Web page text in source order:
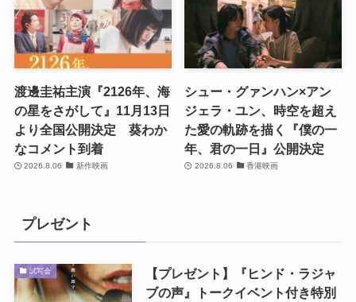
渡邊圭祐主演『2126年、海
の星をさがして』11月13日
より全国公開決定 葵わか
なコメント到着
2026.8.06 新作映画
シュー・グァンハン×アン
ジェラ・ユン、時空を超え
た愛の軌跡を描く『僕の一
年、君の一日』公開決定
2026.8.06 香港映画
プレゼント
試写会
【プレゼント】『ヒンド・ラジャ
ブの声』トークイベント付き特別